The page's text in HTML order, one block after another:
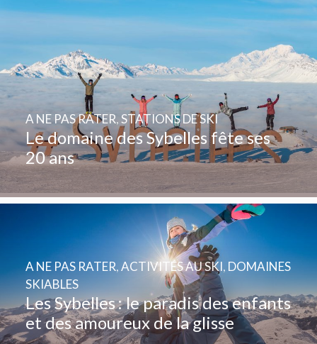
Le domaine des Sybelles fête ses
20 ans
A NE PAS RATER,STATIONS DE SKI
Les Sybelles : le paradis des enfants
et des amoureux de la glisse
A NE PAS RATER,ACTIVITÉS AU SKI, DOMAINES
SKIABLES